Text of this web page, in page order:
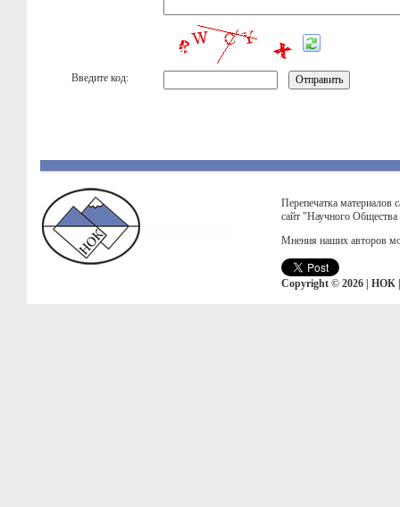
Введите код:
Перепечатка материалов
сайт "Научного
Мнения наших авторов
Copyright © 2026 | НОК